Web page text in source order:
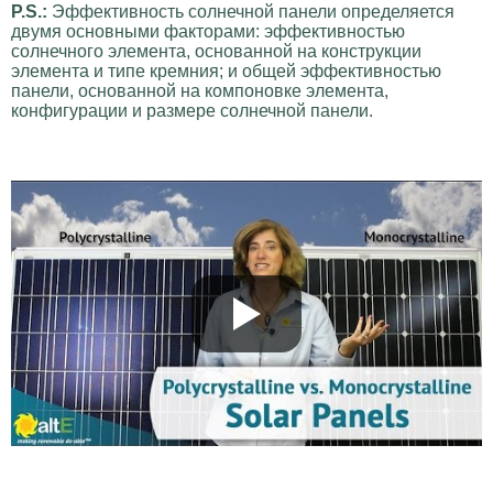
P.S.: Эффективность солнечной панели определяется
двумя основными факторами: эффективностью
солнечного элемента, основанной на конструкции
элемента и типе кремния; и общей эффективностью
панели, основанной на компоновке элемента,
конфигурации и размере солнечной панели.